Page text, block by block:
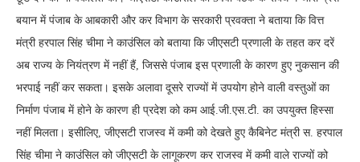
बयान में पंजाब के आबकारी और कर विभाग के सरकारी प्रवक्ता ने बताया कि वित्त
मंत्री हरपाल सिंह चीमा ने काउंसिल को बताया कि जीएसटी प्रणाली के तहत कर दरें
अब राज्य के नियंत्रण में नहीं हैं, जिससे पंजाब इस प्रणाली के कारण हुए नुकसान की
भरपाई नहीं कर सकता। इसके अलावा दूसरे राज्यों में उपयोग होने वाली वस्तुओं का
निर्माण पंजाब में होने के कारण ही प्रदेश को कम आई.जी.एस.टी. का उपयुक्त हिस्सा
नहीं मिलता। इसीलिए, जीएसटी राजस्व में कमी को देखते हुए कैबिनेट मंत्री स. हरपाल
सिंह चीमा ने काउंसिल को जीएसटी के लागूकरण कर राजस्व में कमी वाले राज्यों को